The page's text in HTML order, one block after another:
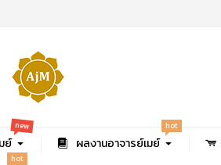
ย์
new
ผลงานอาจารย์เมย์
hot
hot